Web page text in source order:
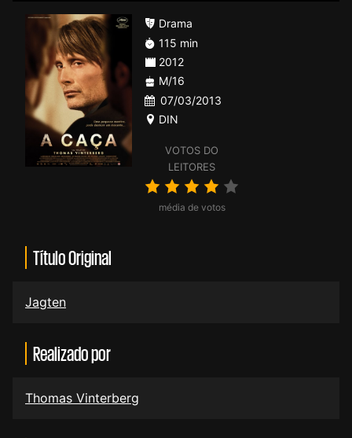
VOTOS DO
LEITORES
média de votos
Drama
115 min
2012
M/16
07/03/2013
DIN
Título Original
Jagten
Realizado por
Thomas Vinterberg